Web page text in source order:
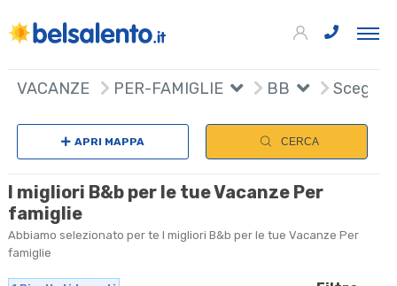
VACANZE PER-FAMIGLIE BB Scegli
APRI MAPPA CERCA
I migliori B&b per le tue Vacanze Per
famiglie
Abbiamo selezionato per te I migliori B&b per le tue Vacanze Per
famiglie
+